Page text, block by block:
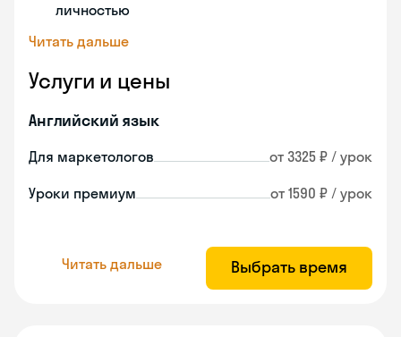
личностью
Читать дальше
Услуги и цены
Английский язык
Для маркетологов от 3325 ₽ / урок
Уроки премиум от 1590 ₽ / урок
Читать дальше Выбрать время